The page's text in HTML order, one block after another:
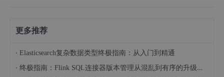
更多推荐
· Elasticsearch复杂数据类型终极指南：从入门到精通
· 终极指南：Flink SQL连接器版本管理从混乱到有序的升级之路